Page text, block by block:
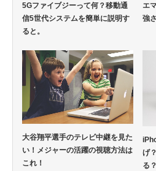
5Gファイブジーって何？移動通
信5世代システムを簡単に説明す
ると。
エ
強
大谷翔平選手のテレビ中継を見た
い！メジャーの活躍の視聴方法は
これ！
げ
る